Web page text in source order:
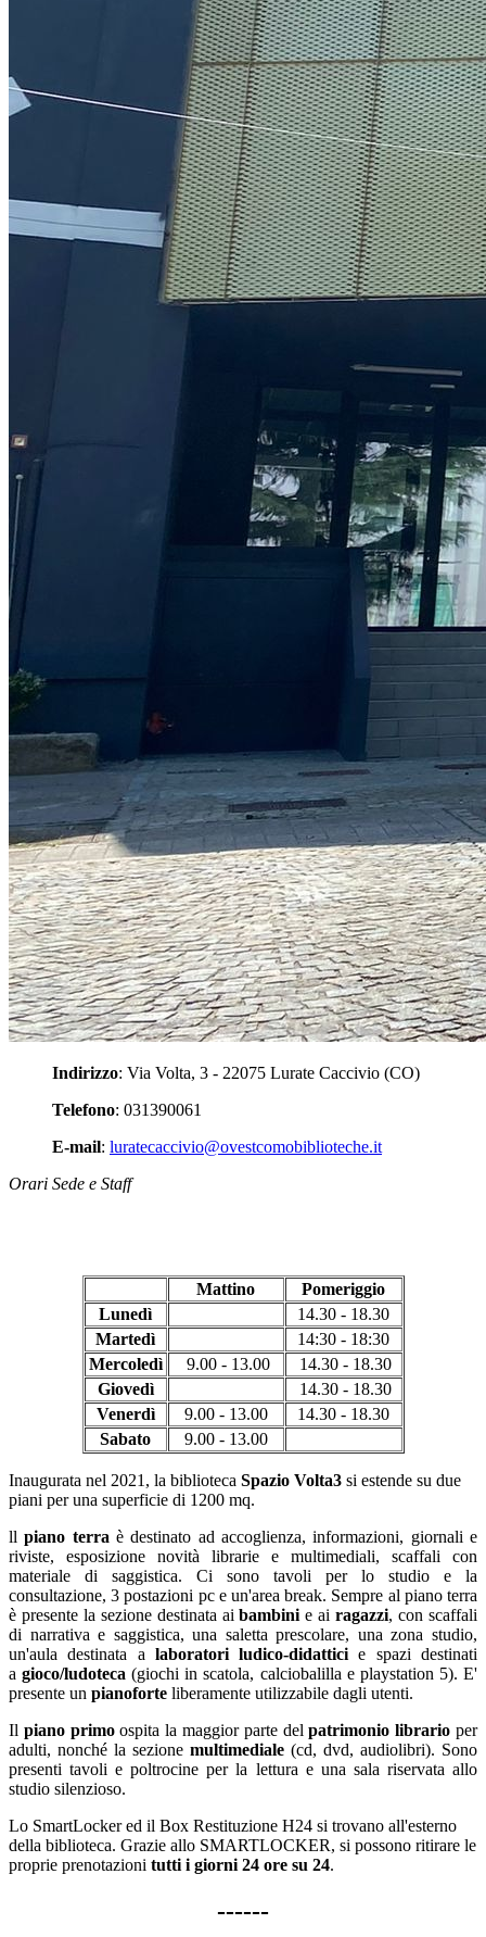
Indirizzo: Via Volta, 3 - 22075 Lurate Caccivio (CO)
Telefono: 031390061
E-mail: luratecaccivio@ovestcomobiblioteche.it
Orari Sede e Staff
Mattino
Pomeriggio
Lunedì
14.30 - 18.30
Martedì
14:30 - 18:30
Mercoledì
9.00 - 13.00
14.30 - 18.30
Giovedì
14.30 - 18.30
Venerdì
9.00 - 13.00
14.30 - 18.30
Sabato
9.00 - 13.00
Inaugurata nel 2021, la biblioteca Spazio Volta3 si estende su due
piani per una superficie di 1200 mq.
llpiano terra è destinato ad accoglienza, informazioni, giornali e
riviste, esposizione novità librarie e multimediali, scaffali con
materiale di saggistica. Ci sono tavoli per lo studio e la
consultazione, 3 postazioni pc e un'area break. Sempre al piano terra
è presente la sezione destinata aibambini e airagazzi, con scaffali
di narrativa e saggistica, una saletta prescolare, una zona studio,
un'aula destinata a laboratori ludico-didattici e spazi destinati
a gioco/ludoteca(giochi in scatola, calciobalilla e playstation 5). E'
presente un pianoforte liberamente utilizzabile dagli utenti.
Il piano primoospita la maggior parte delpatrimonio librario per
adulti, nonché la sezione multimediale (cd, dvd, audiolibri). Sono
presenti tavoli e poltrocine per la lettura e una sala riservata allo
studio silenzioso.
Lo SmartLocker ed il Box Restituzione H24 si trovano all'esterno
della biblioteca. Grazie allo SMARTLOCKER, si possono ritirare le
proprie prenotazioni tutti i giorni 24 ore su 24.
------